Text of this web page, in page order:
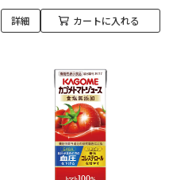
詳細 カートに入れる